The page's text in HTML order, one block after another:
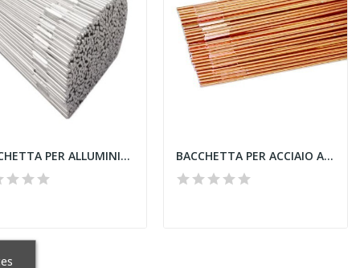
BACCHETTA PER ALLUMINIO KISWEL 4043 1,6x1000... BACCHETTA PER ACCIAIO AL CARBONIO KISWEL D....